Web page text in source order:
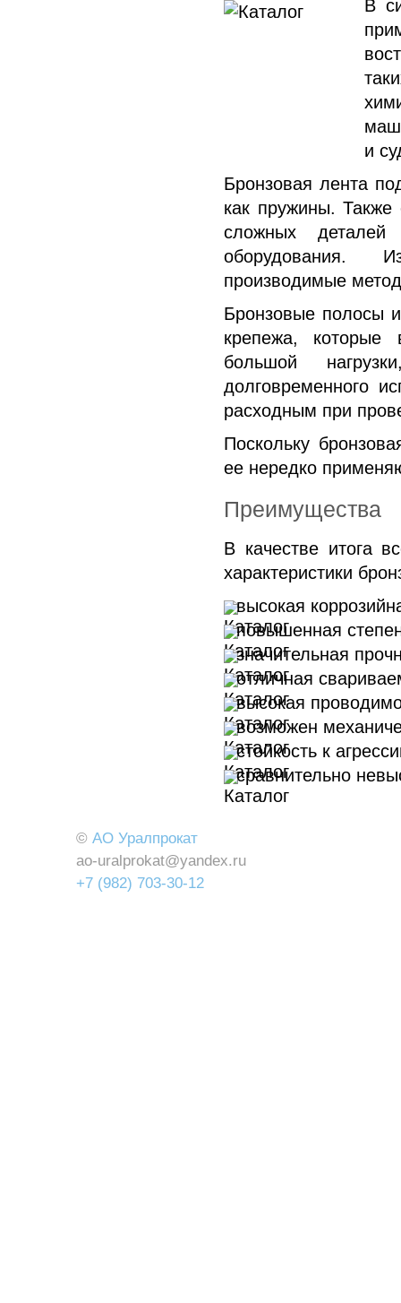
В
и
Бронзовая лента
как пружины. Также
сложных деталей
оборудования.
производимые
Бронзовые полосы
крепежа,
большой
долговременного
расходным при
Поскольку
ее нередко
Преимущества
В качестве итога
характеристики
высокая
повышенная
значительная
отличная
высокая
возможен
стойкость к
сравнительно
© АО Уралпрокат
ao-uralprokat@yandex.ru
+7 (982) 703-30-12